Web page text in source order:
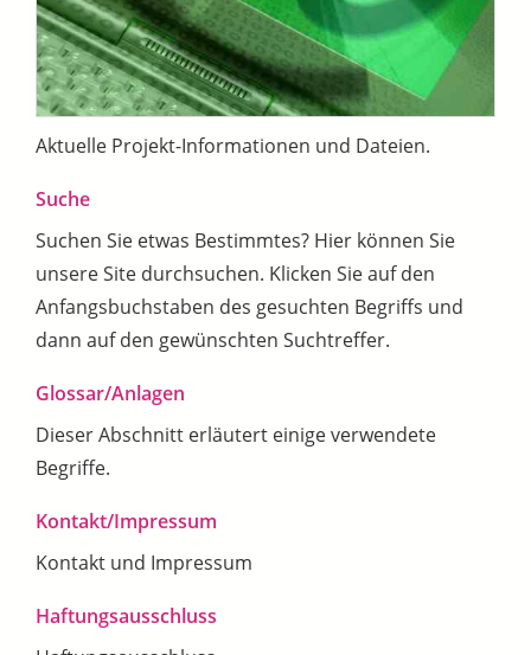
Aktuelle Projekt-Informationen und Dateien.
Suche
Suchen Sie etwas Bestimmtes? Hier können Sie
unsere Site durchsuchen. Klicken Sie auf den
Anfangsbuchstaben des gesuchten Begriffs und
dann auf den gewünschten Suchtreffer.
Glossar/Anlagen
Dieser Abschnitt erläutert einige verwendete
Begriffe.
Kontakt/Impressum
Kontakt und Impressum
Haftungsausschluss